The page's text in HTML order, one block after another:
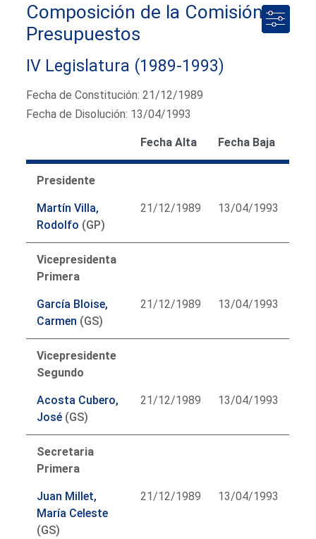
Composición de la Comisión de
Presupuestos
IV Legislatura (1989-1993)
Fecha de Constitución: 21/12/1989
Fecha de Disolución: 13/04/1993
Fecha Alta Fecha Baja
Presidente
Martín Villa,
Rodolfo (GP)
21/12/1989 13/04/1993
Vicepresidenta
Primera
García Bloise,
Carmen (GS)
21/12/1989 13/04/1993
Vicepresidente
Segundo
Acosta Cubero,
José (GS)
21/12/1989 13/04/1993
Secretaria
Primera
Juan Millet,
María Celeste
(GS)
21/12/1989 13/04/1993